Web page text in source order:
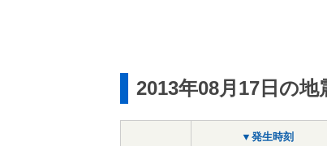
2013年08月17日の地
▼発生時刻